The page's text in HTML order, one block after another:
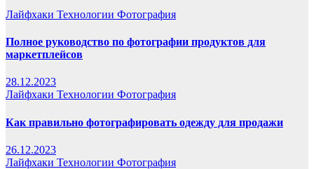
Лайфхаки Технологии Фотография
Полное руководство по фотографии продуктов для
маркетплейсов
28.12.2023
Лайфхаки Технологии Фотография
Как правильно фотографировать одежду для продажи
26.12.2023
Лайфхаки Технологии Фотография